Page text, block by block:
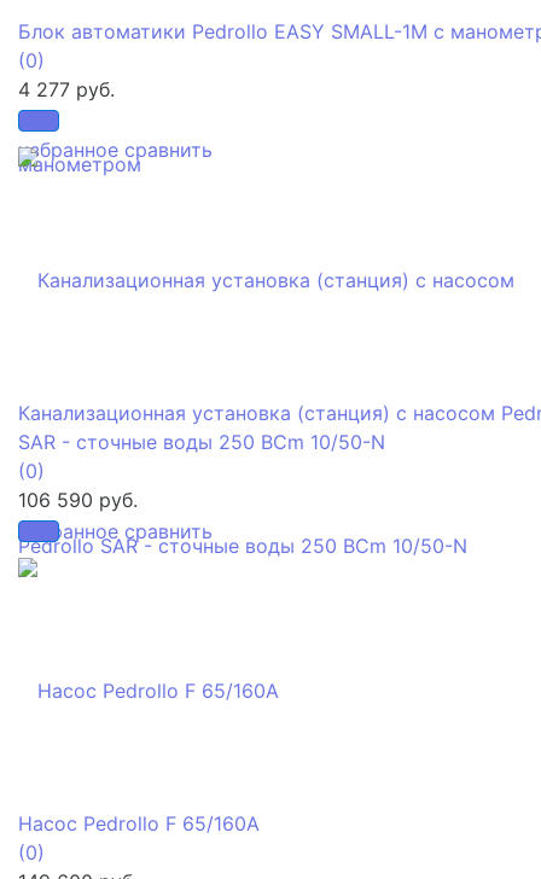
избранное сравнить
Блок автоматики Pedrollo EASY SMALL-1M с
(0)
4 277 руб.
избранное сравнить
Канализационная установка (станция) с насосом
SAR - сточные воды 250 BCm 10/50-N
(0)
106 590 руб.
Насос Pedrollo F 65/160A
(0)